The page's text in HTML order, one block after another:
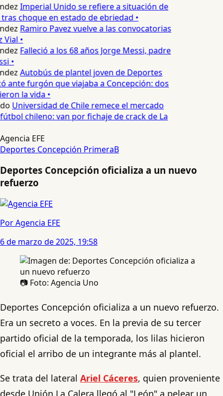
Imperial Unido se refiere a situación de
choque en estado de ebriedad •
Ramiro Pavez vuelve a las convocatorias
•
Falleció a los 68 años Jorge Messi, padre
•
Autobús de plantel joven de Deportes
ante furgón que viajaba a Concepción: dos
la vida •
Universidad de Chile remece el mercado
chileno: van por fichaje de crack de La
Agencia EFE
Deportes Concepción PrimeraB
Deportes Concepción oficializa a un nuevo
refuerzo
Por Agencia EFE
6 de marzo de 2025, 19:58
📷 Foto: Agencia Uno
Deportes Concepción oficializa a un nuevo refuerzo.
Era un secreto a voces. En la previa de su tercer
partido oficial de la temporada, los lilas hicieron
oficial el arribo de un integrante más al plantel.
Se trata del lateral Ariel Cáceres, quien proveniente
desde Unión La Calera llegó al "León" a pelear un